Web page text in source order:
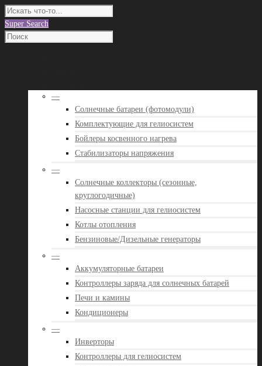
Super Search
—
Солнечные батареи (фотомодули)
Комплектующие для гелиосистем
Бойлеры косвенного нагрева
Стабилизаторы напряжения
—
Солнечные коллекторы (сезонные,
круглогодичные)
Насосные станции для гелиосистем
Котлы отопления
Бензиновые/Дизельные генераторы
—
Аккумуляторные батареи
Контроллеры заряда для солнечных батарей
Печи и камины
Кондиционеры
—
Инверторы
Контроллеры для гелиосистем